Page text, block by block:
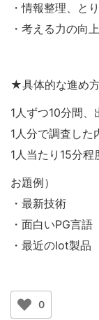
・情報整理、と
・考える力の向上
★具体的な進め
1人ずつ10分間
1人分で調査した
1人当たり15分程
お題例）
・最新技術
・面白いPG言語
・最近のIot製品
0